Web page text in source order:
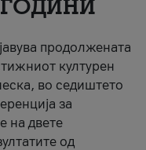
продолжената
културен
во седиштето
за
на двете
од